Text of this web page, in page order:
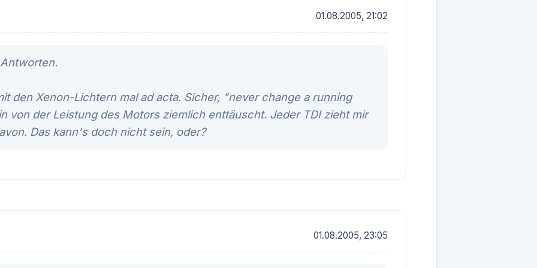
01.08.2005, 21:02
den Xenon-Lichtern mal ad acta. Sicher, "never change a running
von der Leistung des Motors ziemlich enttäuscht. Jeder TDI zieht mir
Das kann's doch nicht sein, oder?
01.08.2005, 23:05